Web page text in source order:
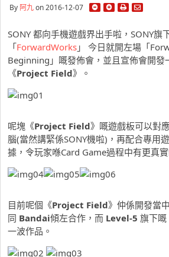
By 阿九on 2016-12-07
SONY 都向手機遊戲界出手啦，SONY旗
「ForwardWorks 」 今日就開左場「
Beginning」嘅發佈會，並且宣佈會開發
《Project Field》。
呢塊《Project Field》嘅遊戲板可以對
腦(當然講緊係SONY機啦)，再配合專用
據，令玩家喺Card Game過程中有更真實
目前呢個《Project Field》仲係開發當
同 Bandai傾左合作，而 Level-5 旗下嘅
一波作品。